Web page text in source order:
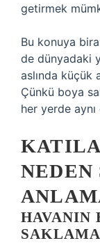
getirmek
Bu konuya
de dünyadaki
aslında küçük
Çünkü boya
her yerde aynı
HAVANIN
SAKLAMA